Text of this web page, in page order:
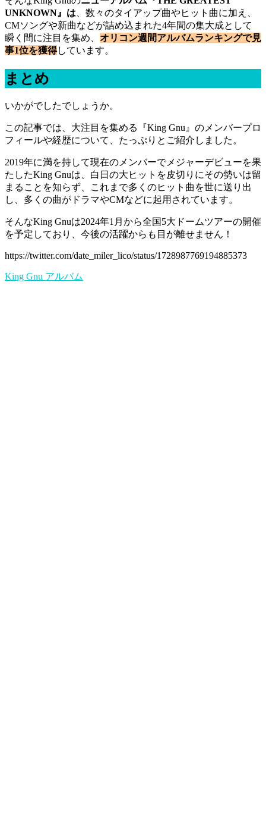
UNKNOWN』は 、数々のタイアップ曲やヒット曲に加え、
CMソングや新曲などが詰め込まれた4年間の集大成として
瞬く間に注目を集め、 オリコン週間アルバムランキングで見
事1位を獲得しています。
まとめ
いかがでしたでしょうか。
この記事では、大注目を集める『King Gnu』のメンバープロ
フィールや経歴について、たっぷりとご紹介しました。
2019年に満を持して現在のメンバーでメジャーデビューを果
たしたKing Gnuは、白日の大ヒットを皮切りにその勢いは留
まることを知らず、これまで多くのヒット曲を世に送り出
し、多くの曲がドラマやCMなどに起用されています。
そんなKing Gnuは2024年1月から全国5大ドームツアーの開催
を予定しており、今後の活躍からも目が離せません！
https://twitter.com/date_miler_lico/status/1728987769194885373
King Gnu アルバム